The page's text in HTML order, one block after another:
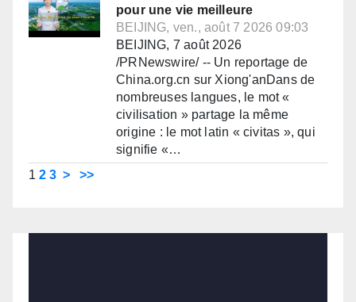
pour une vie meilleure
BEIJING, ven., août 7 2026 09:03
BEIJING, 7 août 2026
/PRNewswire/ -- Un reportage de
China.org.cn sur Xiong'anDans de
nombreuses langues, le mot «
civilisation » partage la même
origine : le mot latin « civitas », qui
signifie «…
1 2 3 > >>